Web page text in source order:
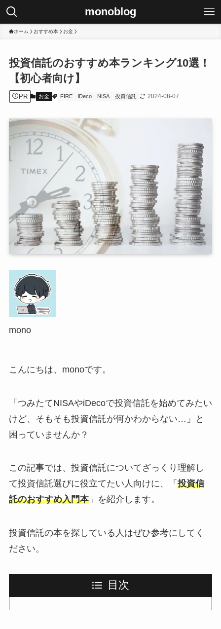
monoblog
ホーム おすすめ本 お金
投資信託のおすすめ本ランキング10選！
【初心者向け】
PR お金 FIRE iDeco NISA 投資信託 2024-08-07
mono
こんにちは、monoです。
「つみたてNISAやiDecoで投資信託を始めてみたい
けど、そもそも投資信託が何かわからない…」と
困っていませんか？
この記事では、投資信託についてざっくり理解し
て投資信託選びに役立てたい人向けに、「 投資信
託のおすすめ入門本」を紹介します。
投資信託の本を探している人はぜひ参考にしてく
ださい。
目次